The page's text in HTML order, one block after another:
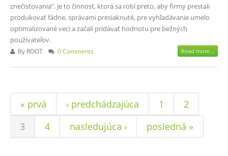
znečisťovania”. Je to činnosť, ktorá sa robí preto, aby firmy prestali
produkovať fádne, správami presiaknuté, pre vyhľadávanie umelo
optimalizované veci a začali pridávať hodnotu pre bežných
používateľov.
By ROOT 0 Comments Read more...
Stránky
« prvá ‹ predchádzajúca 1
2
3
4 nasledujúca › posledná »